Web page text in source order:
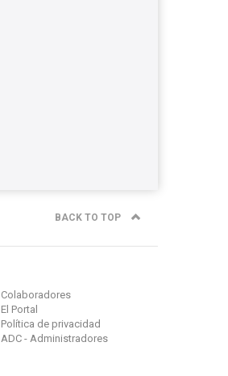
BACK TO TOP
Colaboradores
El Portal
Política de privacidad
ADC - Administradores